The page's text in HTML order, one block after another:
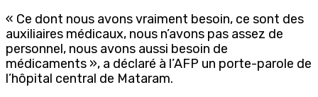
« Ce dont nous avons vraiment besoin, ce sont des
auxiliaires médicaux, nous n’avons pas assez de
personnel, nous avons aussi besoin de
médicaments », a déclaré à l’AFP un porte-parole de
l’hôpital central de Mataram.